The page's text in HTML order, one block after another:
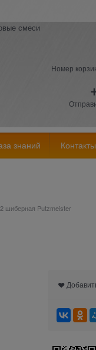
смеси
Номер
знаний Контакты
шиберная Putzmeister